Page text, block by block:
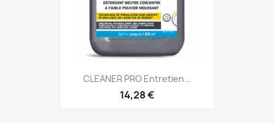
CLEANER PRO Entretien...
14,28 €